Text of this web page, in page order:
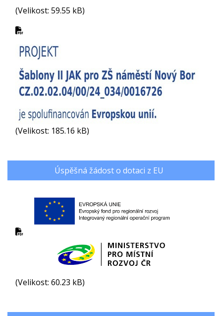
(Velikost: 59.55 kB)
(Velikost: 185.16 kB)
Úspěšná žádost o dotaci z EU
(Velikost: 60.23 kB)